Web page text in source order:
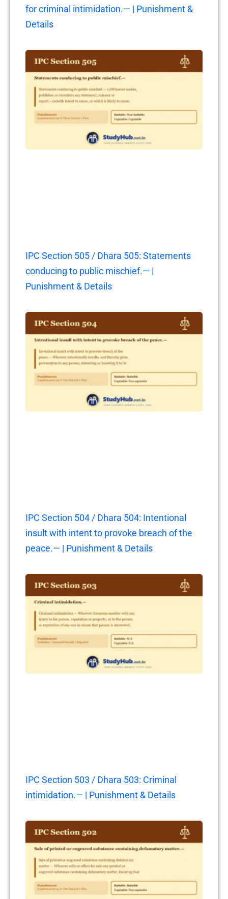
for criminal intimidation.— | Punishment &
Details
IPC Section 505 / Dhara 505: Statements
conducing to public mischief.— |
Punishment & Details
IPC Section 504 / Dhara 504: Intentional
insult with intent to provoke breach of the
peace.— | Punishment & Details
IPC Section 503 / Dhara 503: Criminal
intimidation.— | Punishment & Details